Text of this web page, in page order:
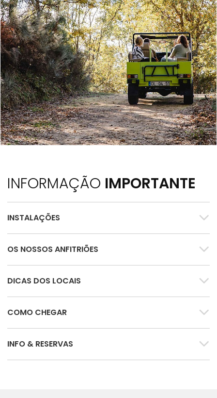
INFORMAÇÃO IMPORTANTE
INSTALAÇÕES
OS NOSSOS ANFITRIÕES
DICAS DOS LOCAIS
COMO CHEGAR
INFO & RESERVAS